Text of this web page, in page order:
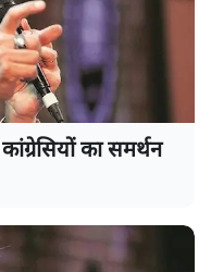
का समर्थन